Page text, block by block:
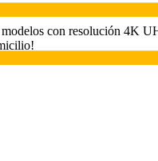
con resolución 4K